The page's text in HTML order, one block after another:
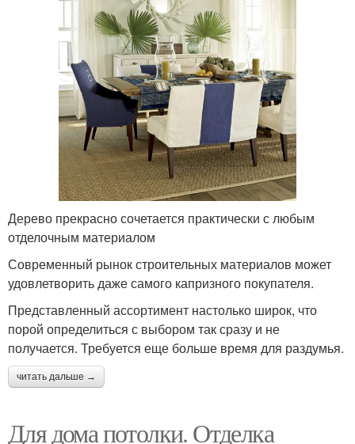
Дерево прекрасно сочетается практически с любым
отделочным материалом
Современный рынок строительных материалов может
удовлетворить даже самого капризного покупателя.
Представленный ассортимент настолько широк, что
порой определиться с выбором так сразу и не
получается. Требуется еще больше время для раздумья.
читать дальше →
Для дома потолки. Отделка